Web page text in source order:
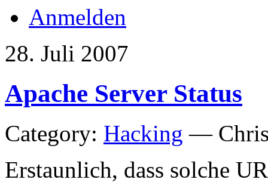
Anmelden
28. Juli 2007
Apache Server Status
Category: Hacking —
Erstaunlich, dass solche